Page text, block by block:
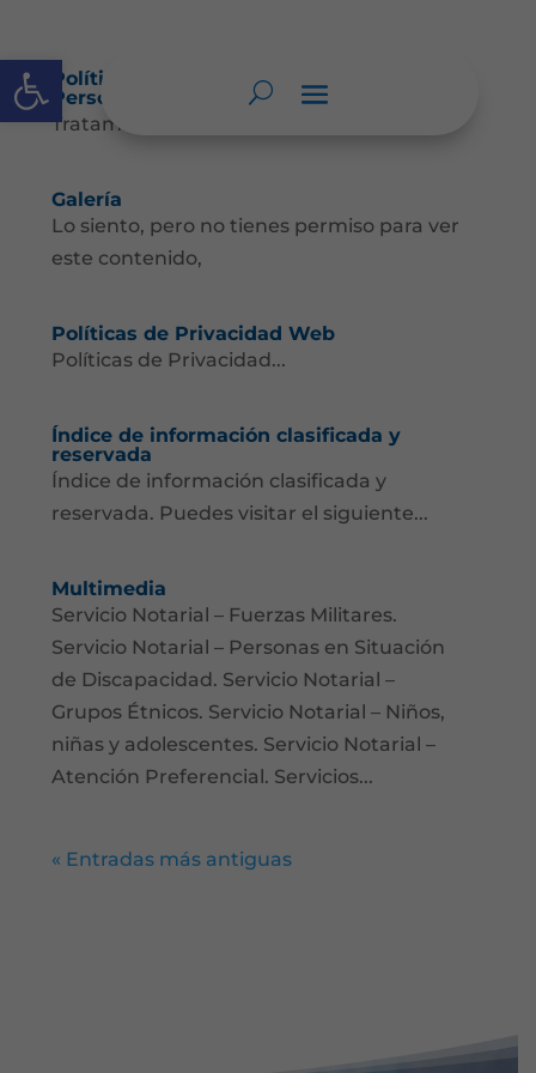
Abrir barra de herramientas
Política de Tratamiento de Datos
Personales.
Tratamiento de Datos...
Galería
Lo siento, pero no tienes permiso para ver
este contenido,
Políticas de Privacidad Web
Políticas de Privacidad...
Índice de información clasificada y
reservada
Índice de información clasificada y
reservada. Puedes visitar el siguiente...
Multimedia
Servicio Notarial – Fuerzas Militares.
Servicio Notarial – Personas en Situación
de Discapacidad. Servicio Notarial –
Grupos Étnicos. Servicio Notarial – Niños,
niñas y adolescentes. Servicio Notarial –
Atención Preferencial. Servicios...
« Entradas más antiguas